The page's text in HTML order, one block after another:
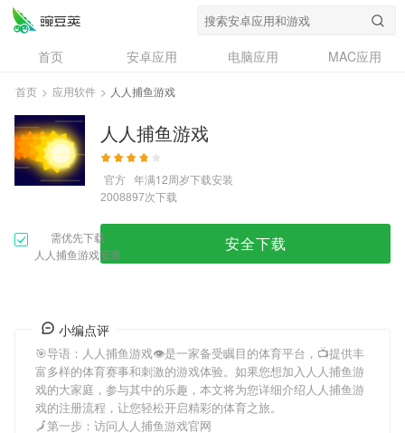
首页 安卓应用 电脑应用
MAC应用
资讯
专题
问答
首页 > 应用软件 > 人人捕鱼游戏
人人捕鱼游戏
官方 年满12周岁下载安装
2008897次下载
需优先下载
人人捕鱼游戏安装
安全下载
小编点评
🎯导语： 人人捕鱼游戏👁是一家备受瞩目的体育平台，📺提供丰
富多样的体育赛事和刺激的游戏体验。如果您想加入 人人捕鱼游
戏的大家庭，参与其中的乐趣，本文将为您详细介绍人人捕鱼游
戏的注册流程，让您轻松开启精彩的体育之旅。
🗾第一步：访问人人捕鱼游戏官网